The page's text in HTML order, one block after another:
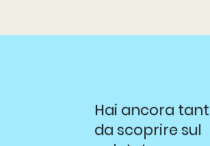
Hai ancora
da scoprire sul